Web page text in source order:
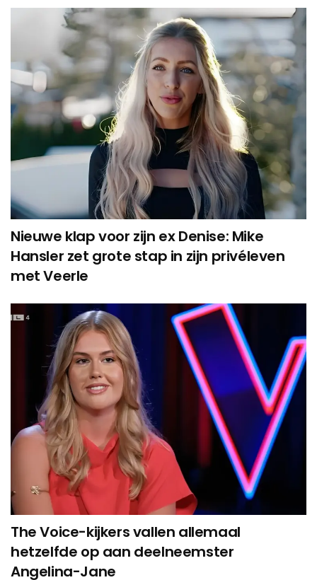
Nieuwe klap voor zijn ex Denise: Mike
Hansler zet grote stap in zijn privéleven
met Veerle
The Voice-kijkers vallen allemaal
hetzelfde op aan deelneemster
Angelina-Jane